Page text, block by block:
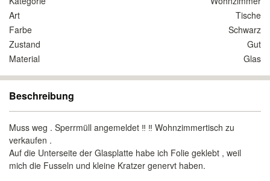
Art
Tische
Farbe
Schwarz
Zustand
Gut
Material
Glas
Beschreibung
Muss weg . Sperrmüll angemeldet ‼️ ‼️ Wohnzimmertisch zu
verkaufen .
Auf die Unterseite der Glasplatte habe ich Folie geklebt , weil
mich die Fusseln und kleine Kratzer genervt haben.